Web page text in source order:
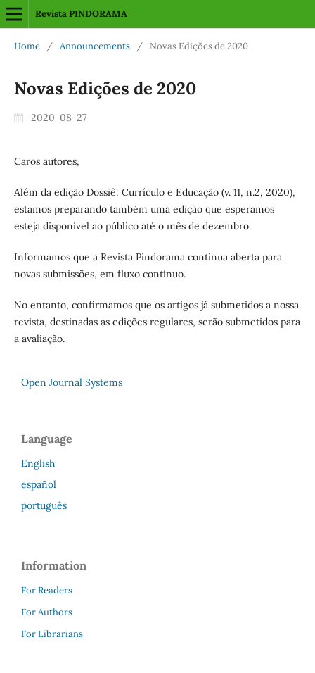
Revista PINDORAMA
Home / Announcements / Novas Edições de 2020
Novas Edições de 2020
2020-08-27
Caros autores,
Além da edição Dossiê: Currículo e Educação (v. 11, n.2, 2020),
estamos preparando também uma edição que esperamos
esteja disponível ao público até o mês de dezembro.
Informamos que a Revista Pindorama continua aberta para
novas submissões, em fluxo contínuo.
No entanto, confirmamos que os artigos já submetidos a nossa
revista, destinadas as edições regulares, serão submetidos para
a avaliação.
Open Journal Systems
Language
English
español
português
Information
For Readers
For Authors
For Librarians